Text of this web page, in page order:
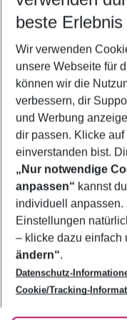
2 Erwachsene
Footer
Footer navigation
Über uns
AGB
Bestpreisgarantie
Cookie-Einstellungen
Cookie-Richtlinie
Agenturbetreuung
Barrierefreies Reisen
Folge uns
beste
Wir verwenden
unsere Webseite für
können wir die
verbessern, dir
und Werbung
dir passen. Klicke auf
einverstanden bist.
„Nur notwendige
anpassen“ kannst
individuell anpassen.
Einstellungen
– klicke dazu einfach
ändern“.
Datenschutz-
Cookie/Tracking-